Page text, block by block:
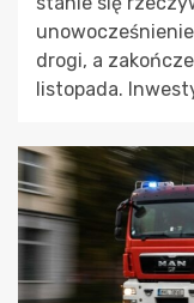
drogi, a
listopada.